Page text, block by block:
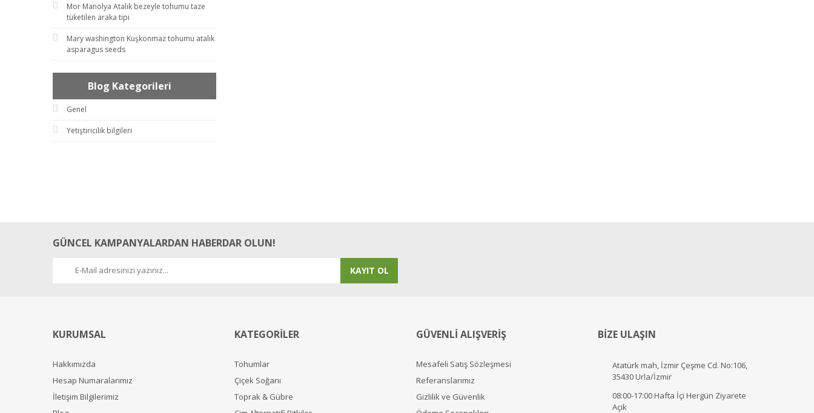
Mor Manolya Atalık bezeyle tohumu taze
tüketilen araka tipi
Mary washington Kuşkonmaz tohumu atalık
asparagus seeds
Blog Kategorileri
Genel
Yetiştiricilik bilgileri
GÜNCEL KAMPANYALARDAN HABERDAR OLUN!
KAYIT OL
KURUMSAL
Hakkımızda
Hesap Numaralarımız
İletişim Bilgilerimiz
KATEGORİLER
Tohumlar
Çiçek Soğanı
Toprak & Gübre
GÜVENLİ ALIŞVERİŞ
Mesafeli Satış Sözleşmesi
Referanslarımız
Gizlilik ve Güvenlik
BİZE ULAŞIN
Atatürk mah, İzmir Çeşme Cd. No:106,
35430 Urla/İzmir
08:00-17:00 Hafta İçi Hergün Ziyarete
Açık